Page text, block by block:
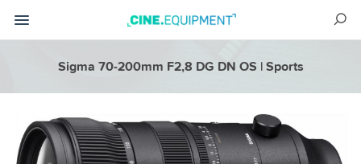
Sigma 70-200mm F2,8 DG DN OS | Sports